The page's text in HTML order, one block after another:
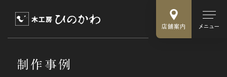
店舗案内 メニュー
制作事例